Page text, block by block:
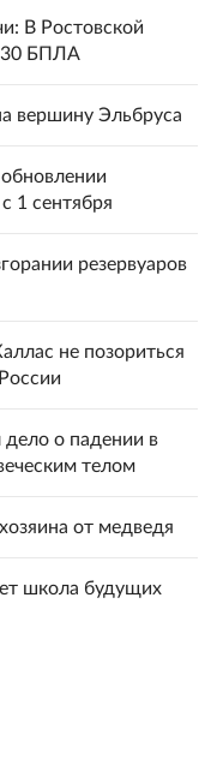
В Ростовской
30 БПЛА
вершину Эльбруса
1 сентября
резервуаров
не позориться
дело о падении в
телом
от медведя
школа будущих